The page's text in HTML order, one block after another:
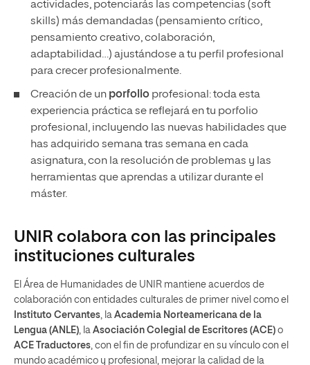
actividades, potenciarás las competencias (soft
skills) más demandadas (pensamiento crítico,
pensamiento creativo, colaboración,
adaptabilidad…) ajustándose a tu perfil profesional
para crecer profesionalmente.
Creación de un porfolio profesional: toda esta
experiencia práctica se reflejará en tu porfolio
profesional, incluyendo las nuevas habilidades que
has adquirido semana tras semana en cada
asignatura, con la resolución de problemas y las
herramientas que aprendas a utilizar durante el
máster.
UNIR colabora con las principales
instituciones culturales
El Área de Humanidades de UNIR mantiene acuerdos de
colaboración con entidades culturales de primer nivel como el
Instituto Cervantes, la Academia Norteamericana de la
Lengua (ANLE), la Asociación Colegial de Escritores (ACE) o
ACE Traductores, con el fin de profundizar en su vínculo con el
mundo académico y profesional, mejorar la calidad de la